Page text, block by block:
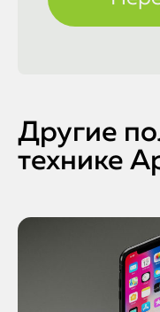
Другие
технике